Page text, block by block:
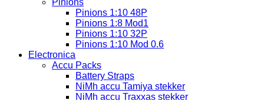
Pinions
Pinions 1:10 48P
Pinions 1:8 Mod1
Pinions 1:10 32P
Pinions 1:10 Mod 0.6
Electronica
Accu Packs
Battery Straps
NiMh accu Tamiya stekker
NiMh accu Traxxas stekker